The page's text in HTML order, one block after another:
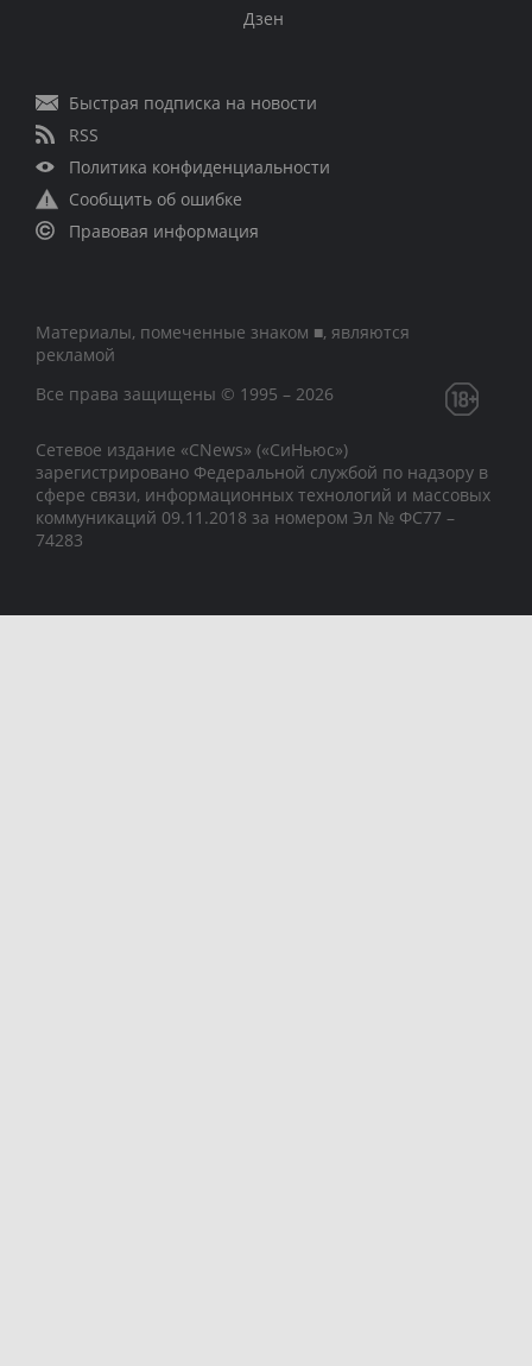
Дзен
Быстрая подписка на новости
RSS
Политика конфиденциальности
Сообщить об ошибке
Правовая информация
Материалы, помеченные знаком ■, являются
рекламой
Все права защищены © 1995 – 2026
Сетевое издание «CNews» («СиНьюс»)
зарегистрировано Федеральной службой по надзору в
сфере связи, информационных технологий и массовых
коммуникаций 09.11.2018 за номером Эл № ФС77 –
74283